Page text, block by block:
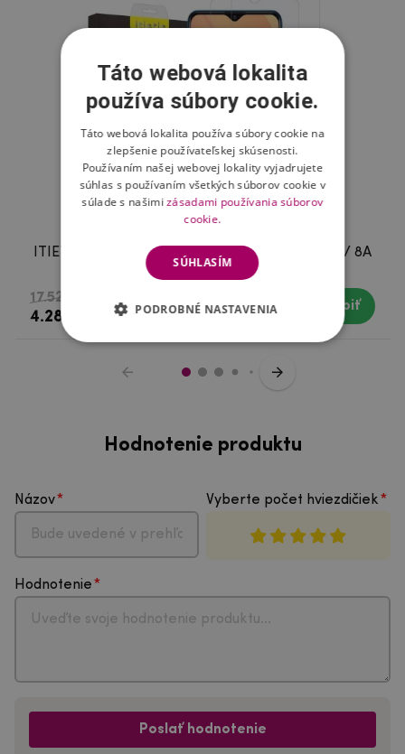
ITIETIE tvrdené sklo pre mobil Xiaomi Redmi 8 / 8A
- 2ks
17.52 €
4.28 €
Skladom Kúpiť
Hodnotenie produktu
Názov Vyberte počet hviezdičiek
Hodnotenie
Poslať hodnotenie
Táto webová lokalita
používa súbory cookie.
Táto webová lokalita používa súbory cookie na
zlepšenie používateľskej skúsenosti.
Používaním našej webovej lokality vyjadrujete
súhlas s používaním všetkých súborov cookie v
súlade s našimizásadami používania súborov
cookie.
SÚHLASÍM
PODROBNÉ NASTAVENIA